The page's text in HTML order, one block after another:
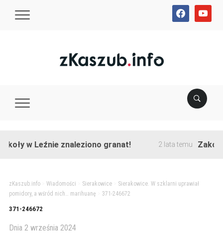
facebookyoutube
w Leźnie znaleziono granat! 2 lata temu
zKaszub.info> Wiadomości Sierakowice> Sierakowice. W szklarni uprawiał
pomidory, a wśród nich… marihuanę
371-246672
371-246672
Dnia 2 września 2024